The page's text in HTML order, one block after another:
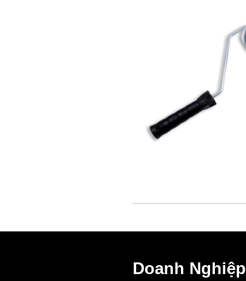
Doanh